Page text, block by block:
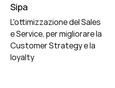
Sipa
L'ottimizzazione del Sales
e Service, per migliorare la
Customer Strategy e la
loyalty